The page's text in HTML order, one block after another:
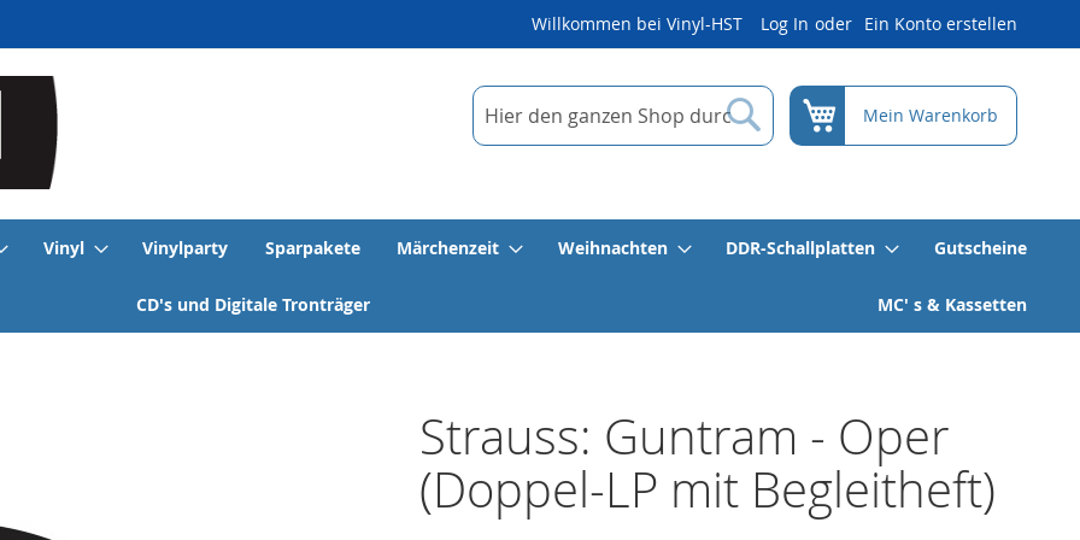
Willkommen bei Vinyl-HST Log In Ein Konto erstellen
Suche
Suche
Mein Warenkorb
Vinyl Vinylparty Sparpakete Märchenzeit Weihnachten DDR-Schallplatten Gutscheine
CD's und Digitale Tronträger MC' s & Kassetten
Strauss: Guntram - Oper
(Doppel-LP mit Begleitheft)